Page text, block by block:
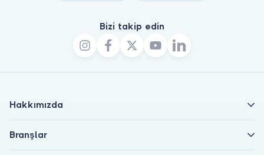
Bizi takip edin
Hakkımızda
Branşlar